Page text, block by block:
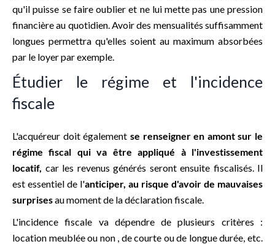
qu'il puisse se faire oublier et ne lui mette pas une pression
financière au quotidien. Avoir des mensualités suffisamment
longues permettra qu'elles soient au maximum absorbées
par le loyer par exemple.
Étudier le régime et l'incidence
fiscale
L'acquéreur doit également se renseigner en amont sur le
régime fiscal qui va être appliqué à l'investissement
locatif, car les revenus générés seront ensuite fiscalisés. Il
est essentiel de l'anticiper, au risque d'avoir de mauvaises
surprisesau moment de la déclaration fiscale.
L'incidence fiscale va dépendre de plusieurs critères :
location meublée ou non , de courte ou de longue durée, etc.